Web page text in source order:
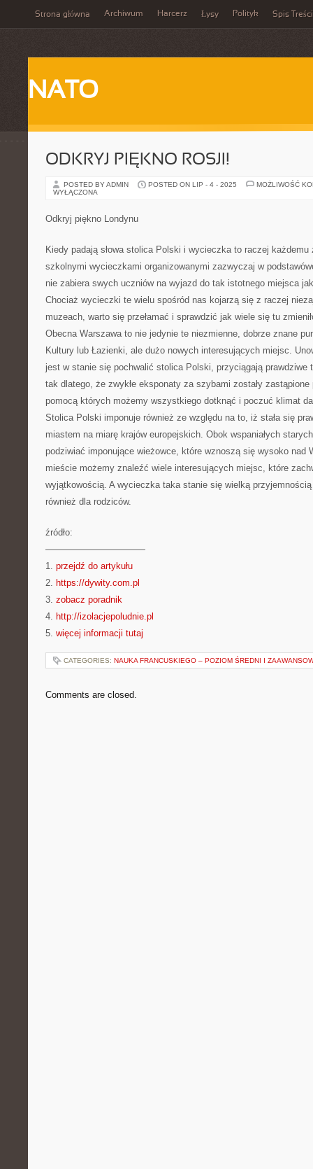
Strona główna Archiwum Harcerz Łysy Polityk Spis Treści
NATO
ODKRYJ PIĘKNO ROSJI!
POSTED BY ADMIN POSTED ON LIP - 4 - 2025
MOŻLIWOŚĆ
WYŁĄCZONA
Odkryj piękno Londynu
Kiedy padają słowa stolica Polski i wycieczka to raczej
szkolnymi wycieczkami organizowanymi zazwyczaj w
nie zabiera swych uczniów na wyjazd do tak istotnego miejsca
Chociaż wycieczki te wielu spośród nas kojarzą się z raczej
muzeach, warto się przełamać i sprawdzić jak wiele się tu
Obecna Warszawa to nie jedynie te niezmienne, dobrze znane
Kultury lub Łazienki, ale dużo nowych interesujących miejsc.
jest w stanie się pochwalić stolica Polski, przyciągają prawdziwe
tak dlatego, że zwykłe eksponaty za szybami zostały
pomocą których możemy wszystkiego dotknąć i poczuć klimat
Stolica Polski imponuje również ze względu na to, iż stała się
miastem na miarę krajów europejskich. Obok wspaniałych
podziwiać imponujące wieżowce, które wznoszą się wysoko nad
mieście możemy znaleźć wiele interesujących miejsc, które
wyjątkowością. A wycieczka taka stanie się wielką
również dla rodziców.
źródło:
———————————
1. przejdź do artykułu
2. https://dywity.com.pl
3. zobacz poradnik
4. http://izolacjepoludnie.pl
5. więcej informacji tutaj
CATEGORIES: NAUKA FRANCUSKIEGO – POZIOM ŚREDNI I
Comments are closed.